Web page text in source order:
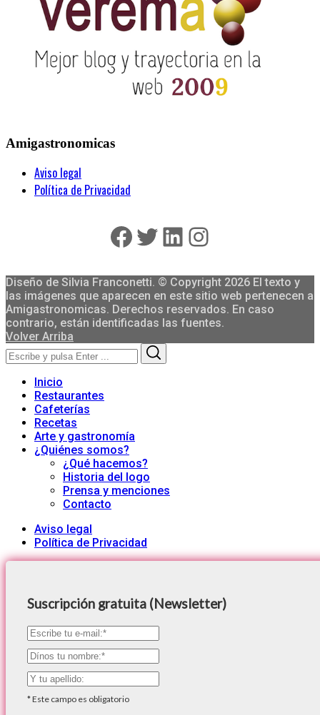
Amigastronomicas
Aviso legal
Política de Privacidad
Facebook
Twitter
LinkedIn
Instagram
Diseño de Silvia Franconetti. © Copyright 2026 El texto y
las imágenes que aparecen en este sitio web pertenecen a
Amigastronomicas. Derechos reservados. En caso
contrario, están identificadas las fuentes.
Volver Arriba
Search
for:
Inicio
Restaurantes
Cafeterías
Recetas
Arte y gastronomía
¿Quiénes somos?
¿Qué hacemos?
Historia del logo
Prensa y menciones
Contacto
Aviso legal
Política de Privacidad
Suscripción gratuita (Newsletter)
*Este campo es obligatorio